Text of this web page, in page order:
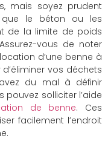
mais soyez prudent
que le béton ou les
de la limite de poids
vous de noter
d’une benne à
vos déchets
du mal à définir
pouvez solliciter l’aide
de benne. Ces
facilement l’endroit